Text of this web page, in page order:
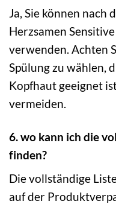
Ja, Sie können nach
Herzsamen
verwenden. Achten
Spülung zu wählen,
Kopfhaut geeignet
vermeiden.
6. wo kann ich die
finden?
Die vollständige
auf der